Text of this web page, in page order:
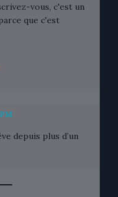
vous, c'est un
que c'est
depuis plus d’un